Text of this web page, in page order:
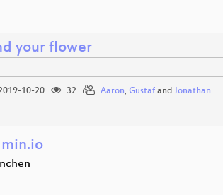
your flower
10-20 32 Aaron, Gustaf and Jonathan